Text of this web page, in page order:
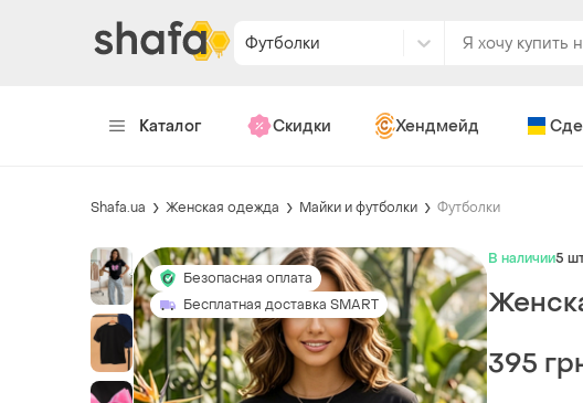
Футболки
Каталог Скидки Хендмейд
Shafa.ua Женская одежда Майки и футболки Футболки
Безопасная оплата
Бесплатная доставка SMART
В наличии5
395